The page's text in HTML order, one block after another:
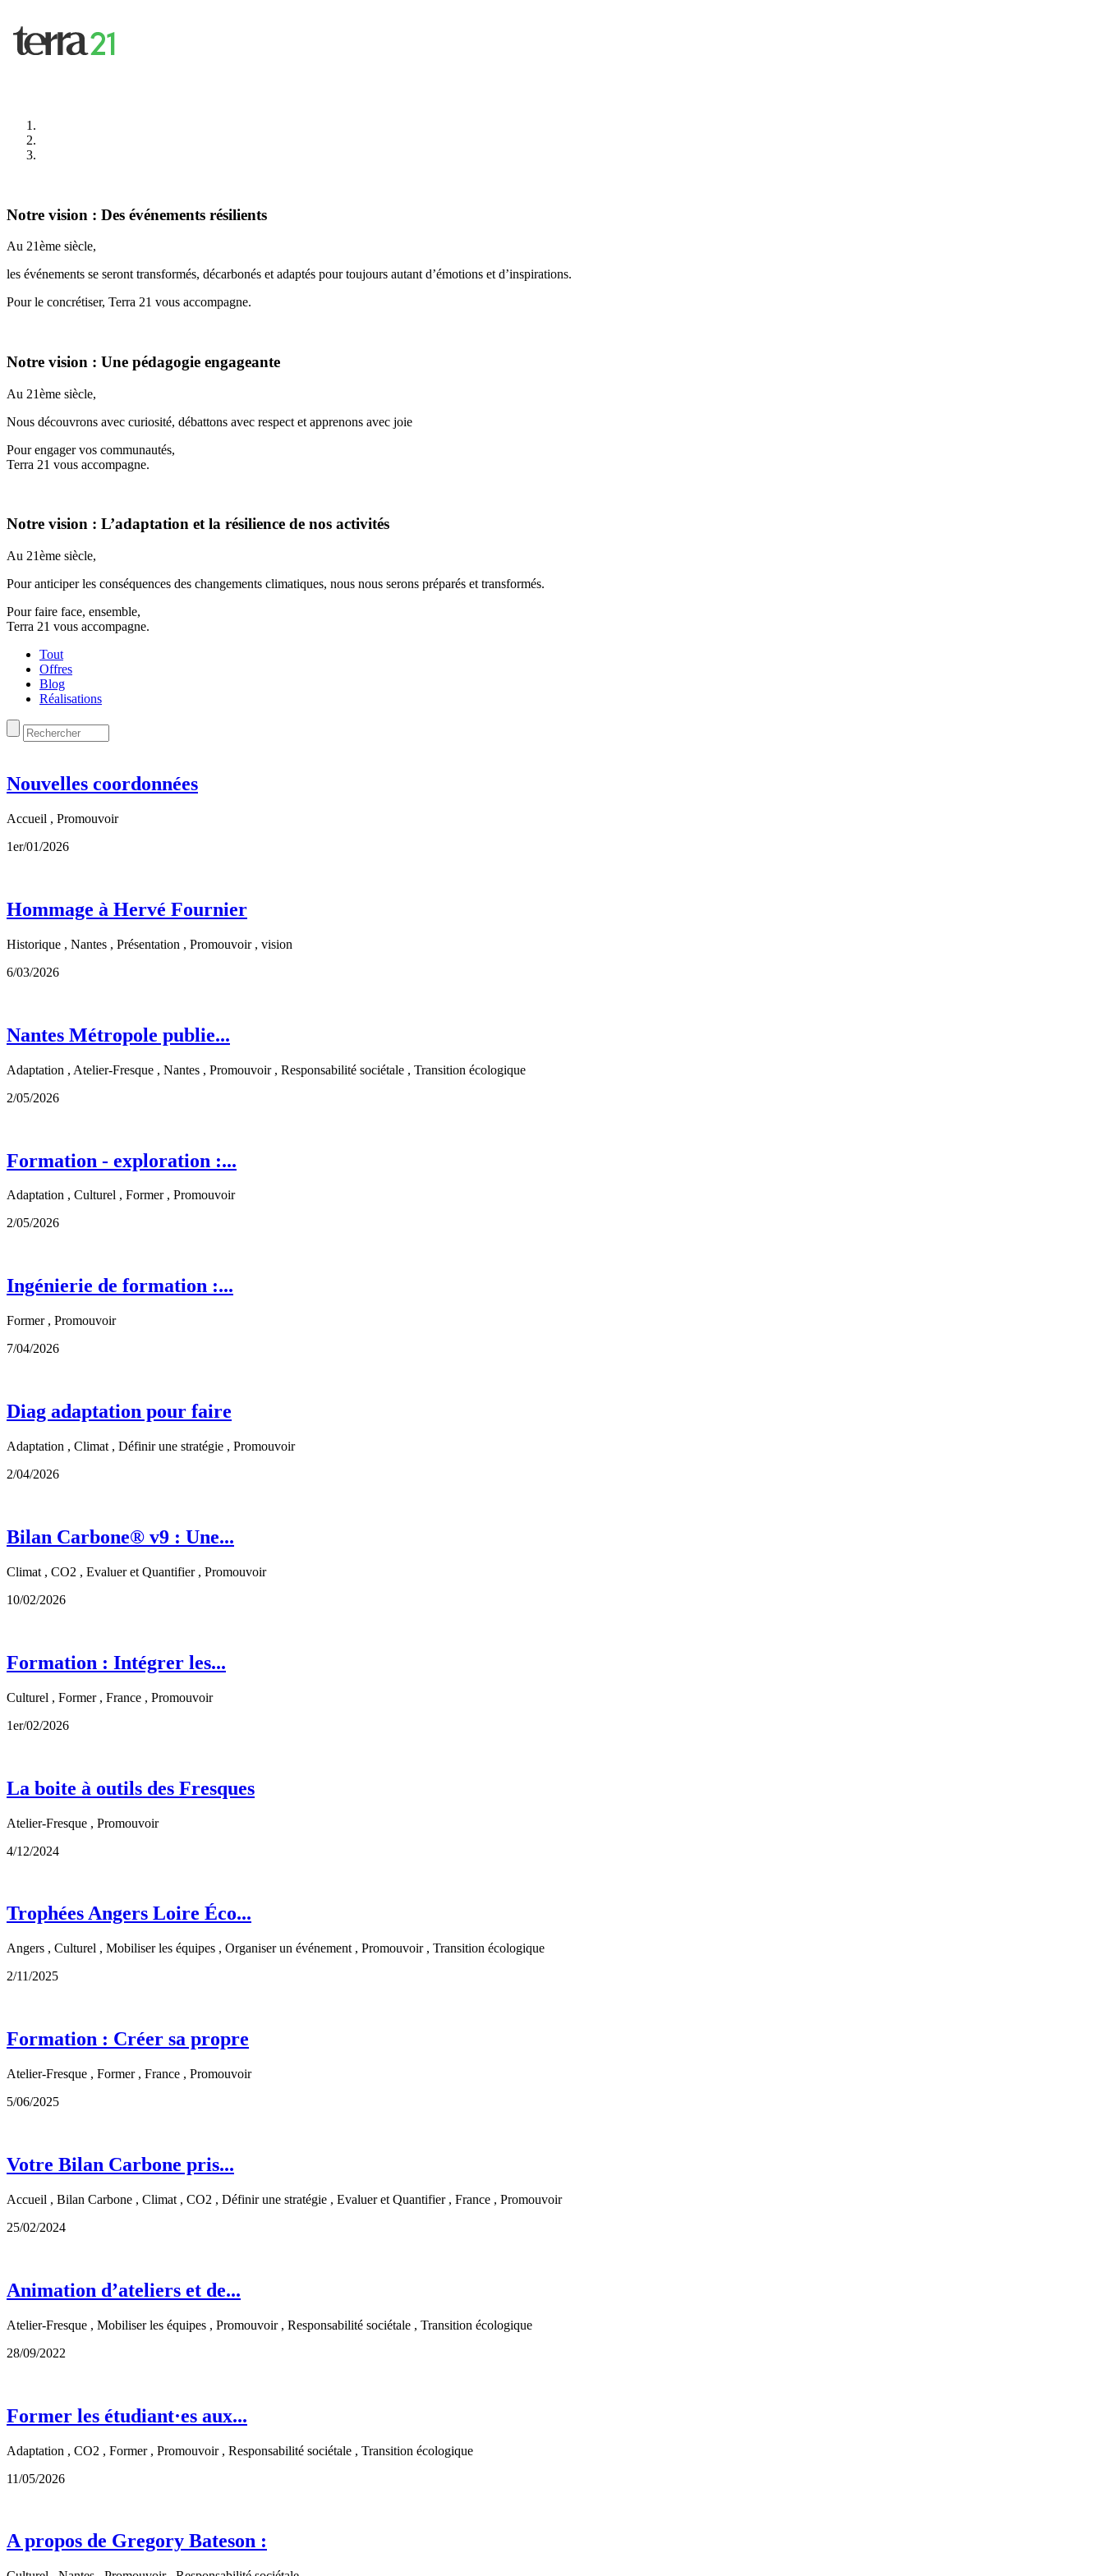
Notre vision : Des événements résilients
Au 21ème siècle,
les événements se seront transformés, décarbonés et adaptés pour toujours autant d’émotions et d’inspirations.
Pour le concrétiser, Terra 21 vous accompagne.
Notre vision : Une pédagogie engageante
Au 21ème siècle,
Nous découvrons avec curiosité, débattons avec respect et apprenons avec joie
Pour engager vos communautés,
Terra 21 vous accompagne.
Notre vision : L’adaptation et la résilience de nos activités
Au 21ème siècle,
Pour anticiper les conséquences des changements climatiques, nous nous serons préparés et transformés.
Pour faire face, ensemble,
Terra 21 vous accompagne.
Tout
Offres
Blog
Réalisations
Nouvelles coordonnées
Accueil , Promouvoir
1er/01/2026
Hommage à Hervé Fournier
Historique , Nantes , Présentation , Promouvoir , vision
6/03/2026
Nantes Métropole publie...
Adaptation , Atelier-Fresque , Nantes , Promouvoir , Responsabilité sociétale , Transition écologique
2/05/2026
Formation - exploration :...
Adaptation , Culturel , Former , Promouvoir
2/05/2026
Ingénierie de formation :...
Former , Promouvoir
7/04/2026
Diag adaptation pour faire
Adaptation , Climat , Définir une stratégie , Promouvoir
2/04/2026
Bilan Carbone® v9 : Une...
Climat , CO2 , Evaluer et Quantifier , Promouvoir
10/02/2026
Formation : Intégrer les...
Culturel , Former , France , Promouvoir
1er/02/2026
La boite à outils des Fresques
Atelier-Fresque , Promouvoir
4/12/2024
Trophées Angers Loire Éco...
Angers , Culturel , Mobiliser les équipes , Organiser un événement , Promouvoir , Transition écologique
2/11/2025
Formation : Créer sa propre
Atelier-Fresque , Former , France , Promouvoir
5/06/2025
Votre Bilan Carbone pris...
Accueil , Bilan Carbone , Climat , CO2 , Définir une stratégie , Evaluer et Quantifier , France , Promouvoir
25/02/2024
Animation d’ateliers et de...
Atelier-Fresque , Mobiliser les équipes , Promouvoir , Responsabilité sociétale , Transition écologique
28/09/2022
Former les étudiant·es aux...
Adaptation , CO2 , Former , Promouvoir , Responsabilité sociétale , Transition écologique
11/05/2026
A propos de Gregory Bateson :